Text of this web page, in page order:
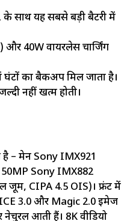
के साथ यह सबसे बड़ी बैटरी में
और 40W वायरलेस चार्जिंग
घंटों का बैकअप मिल जाता है।
नहीं खत्म होती।
है – मेन Sony IMX921
50MP Sony IMX882
जूम, CIPA 4.5 OIS)। फ्रंट में
3.0 और Magic 2.0 इमेज
आती हैं। 8K वीडियो